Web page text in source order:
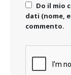
Do il mio
dati (nome,
commento.